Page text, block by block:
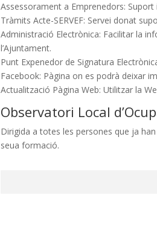
Assessorament a Emprenedors:
Tràmits Acte-SERVEF: Servei donat
Administració Electrònica: Facilitar la
l’Ajuntament.
Punt Expenedor de Signatura
Facebook: Pàgina on es podrà deixar
Actualització Pàgina Web: Utilitzar la
Observatori Local
Dirigida a totes les persones que ja
seua formació.